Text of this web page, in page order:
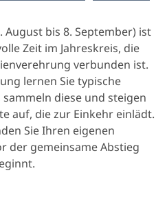
August bis 8. September) ist
Zeit im Jahreskreis, die
verbunden ist.
lernen Sie typische
diese und steigen
auf, die zur Einkehr einlädt.
Sie Ihren eigenen
der gemeinsame Abstieg